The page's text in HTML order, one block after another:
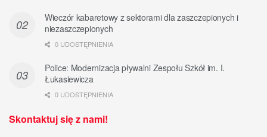
Wieczór kabaretowy z sektorami dla zaszczepionych i
niezaszczepionych
0 UDOSTĘPNIENIA
Police: Modernizacja pływalni Zespołu Szkół im. I.
Łukasiewicza
0 UDOSTĘPNIENIA
Skontaktuj się z nami!